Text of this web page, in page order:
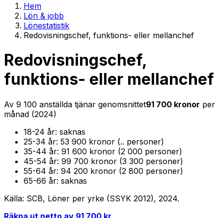
Hem
Lön & jobb
Lönestatistik
Redovisningschef, funktions- eller mellanchef
Redovisningschef,
funktions- eller mellanchef
Av 9 100 anställda tjänar genomsnittet91 700 kronor per
månad (2024)
18-24 år: saknas
25-34 år: 53 900 kronor (.. personer)
35-44 år: 91 600 kronor (2 000 personer)
45-54 år: 99 700 kronor (3 300 personer)
55-64 år: 94 200 kronor (2 800 personer)
65-66 år: saknas
Källa: SCB, Löner per yrke (SSYK 2012), 2024.
Räkna ut netto av 91 700 kr